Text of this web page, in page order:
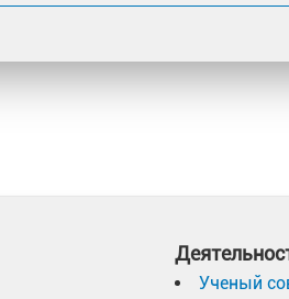
Ученый